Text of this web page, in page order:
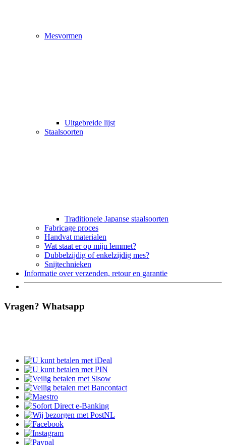
Mesvormen
Uitgebreide lijst
Staalsoorten
Traditionele Japanse staalsoorten
Fabricage proces
Handvat materialen
Wat staat er op mijn lemmet?
Dubbelzijdig of enkelzijdig mes?
Snijtechnieken
Informatie over verzenden, retour en garantie
Vragen? Whatsapp